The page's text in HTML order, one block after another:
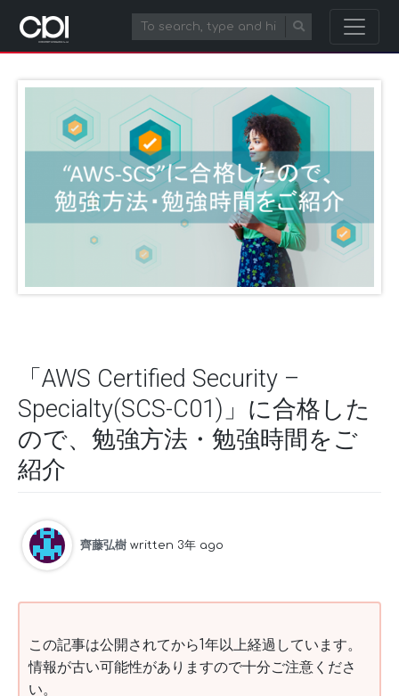
「AWS Certified Security –
Specialty(SCS-C01)」に合格した
ので、勉強方法・勉強時間をご
紹介
齊藤弘樹 written 3年 ago
この記事は公開されてから1年以上経過しています。
情報が古い可能性がありますので十分ご注意くださ
い。